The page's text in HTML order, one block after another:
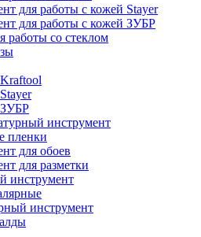
для работы с кожей Stayer
для работы с кожей ЗУБР
работы со стеклом
инструмент
пленки
для обоев
для разметки
инструмент
инструмент